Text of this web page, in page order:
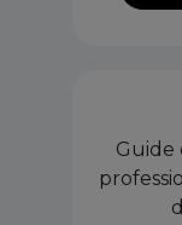
Guide